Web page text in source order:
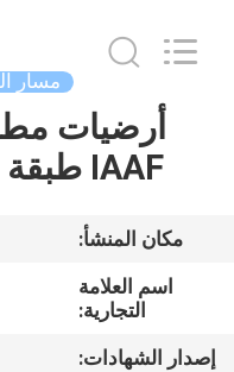
مسكن
معلومات
Materials
مسار
أرضيات
IAAF طبقة عازلة مرنة مرنة
مكان المنشأ:
اسم العلامة
التجارية:
إصدار الشهادات: